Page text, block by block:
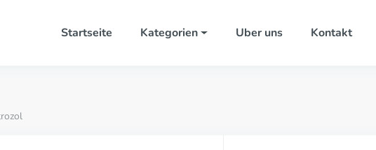
Startseite Kategorien Uber uns Kontakt